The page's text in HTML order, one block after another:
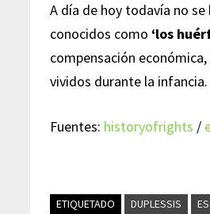
A día de hoy todavía no
conocidos como ‘los
compensación
vividos durante la infancia.
Fuentes: historyofrights /
ETIQUETADO DUPLESSIS